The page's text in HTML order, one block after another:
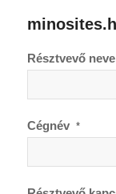
Résztvevő
Cégnév *